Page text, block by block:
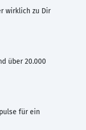
wirklich zu Dir
über 20.000
für ein